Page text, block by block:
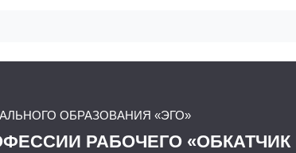
ОБРАЗОВАНИЯ «ЭГО»
РАБОЧЕГО